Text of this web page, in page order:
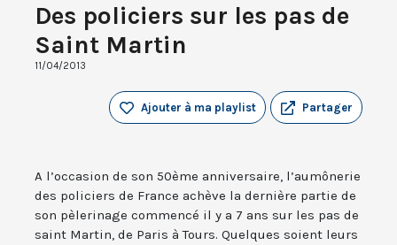
Des policiers sur les pas de
Saint Martin
11/04/2013
Partager
Ajouter à ma playlist
A l’occasion de son 50ème anniversaire, l’aumônerie
des policiers de France achève la dernière partie de
son pèlerinage commencé il y a 7 ans sur les pas de
saint Martin, de Paris à Tours. Quelques soient leurs